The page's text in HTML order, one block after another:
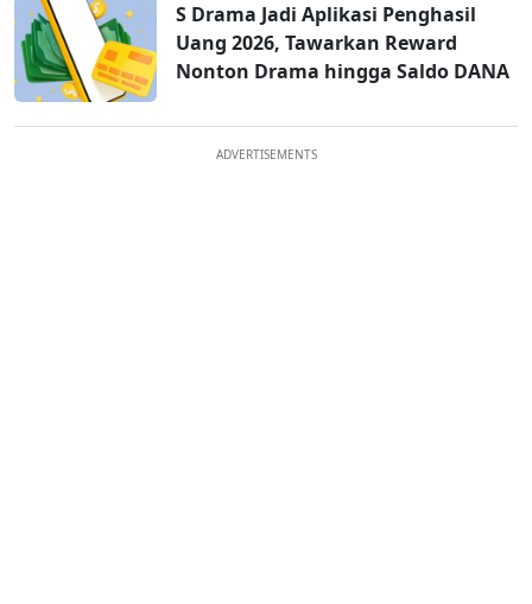
S Drama Jadi Aplikasi Penghasil
Uang 2026, Tawarkan Reward
Nonton Drama hingga Saldo DANA
ADVERTISEMENTS